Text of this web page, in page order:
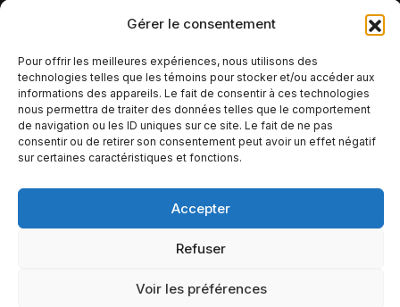
Gérer le consentement
Pour offrir les meilleures expériences, nous utilisons des
technologies telles que les témoins pour stocker et/ou accéder aux
informations des appareils. Le fait de consentir à ces technologies
nous permettra de traiter des données telles que le comportement
de navigation ou les ID uniques sur ce site. Le fait de ne pas
consentir ou de retirer son consentement peut avoir un effet négatif
sur certaines caractéristiques et fonctions.
Accepter
Refuser
Voir les préférences
© Copyright 2026 – Altomédia Inc |
Ce site internet a été conçu et développé par Chameleon Ideas